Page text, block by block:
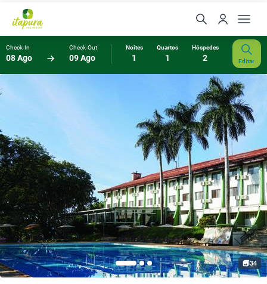
Check-In
08 Ago
Check-Out
09 Ago
Noites
1
Quartos
1
Hóspedes
2 Editar
34